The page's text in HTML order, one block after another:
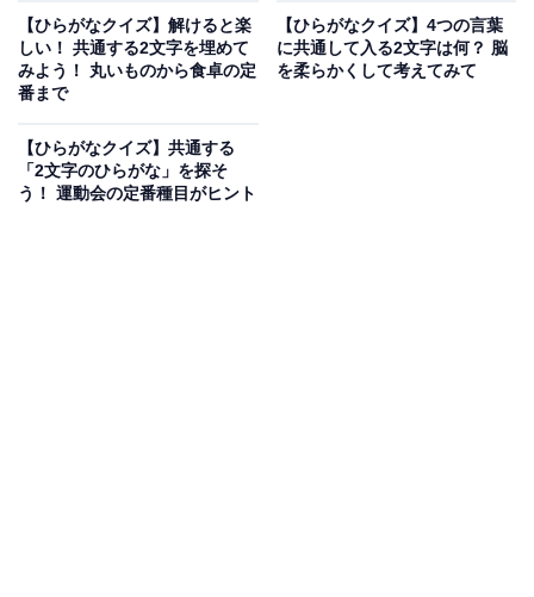
【ひらがなクイズ】解けると楽
しい！ 共通する2文字を埋めて
みよう！ 丸いものから食卓の定
番まで
【ひらがなクイズ】4つの言葉
に共通して入る2文字は何？ 脳
を柔らかくして考えてみて
【ひらがなクイズ】共通する
「2文字のひらがな」を探そ
う！ 運動会の定番種目がヒント